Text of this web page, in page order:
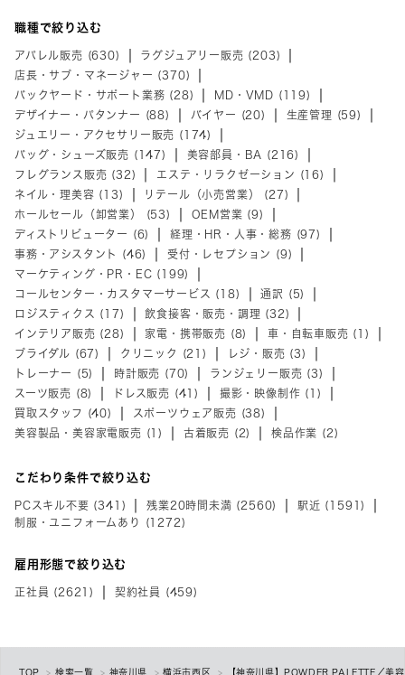
職種で絞り込む
アパレル販売 (630)
ラグジュアリー販売 (203)
店長・サブ・マネージャー (370)
バックヤード・サポート業務 (28)
MD・VMD (119)
デザイナー・パタンナー (88)
バイヤー (20)
生産管理 (59)
ジュエリー・アクセサリー販売 (174)
バッグ・シューズ販売 (147)
美容部員・BA (216)
フレグランス販売 (32)
エステ・リラクゼーション (16)
ネイル・理美容 (13)
リテール（小売営業） (27)
ホールセール（卸営業） (53)
OEM営業 (9)
ディストリビューター (6)
経理・HR・人事・総務 (97)
事務・アシスタント (46)
受付・レセプション (9)
マーケティング・PR・EC (199)
コールセンター・カスタマーサービス (18)
通訳 (5)
ロジスティクス (17)
飲食接客・販売・調理 (32)
インテリア販売 (28)
家電・携帯販売 (8)
車・自転車販売 (1)
ブライダル (67)
クリニック (21)
レジ・販売 (3)
トレーナー (5)
時計販売 (70)
ランジェリー販売 (3)
スーツ販売 (8)
ドレス販売 (41)
撮影・映像制作 (1)
買取スタッフ (40)
スポーツウェア販売 (38)
美容製品・美容家電販売 (1)
古着販売 (2) 検品作業 (2)
こだわり条件で絞り込む
PCスキル不要 (341) 残業20時間未満 (2560)
駅近 (1591)
制服・ユニフォームあり (1272)
雇用形態で絞り込む
正社員 (2621) 契約社員 (459)
TOP 検索一覧 神奈川県 横浜市西区 【神奈川県】POWDER PALETTE／美